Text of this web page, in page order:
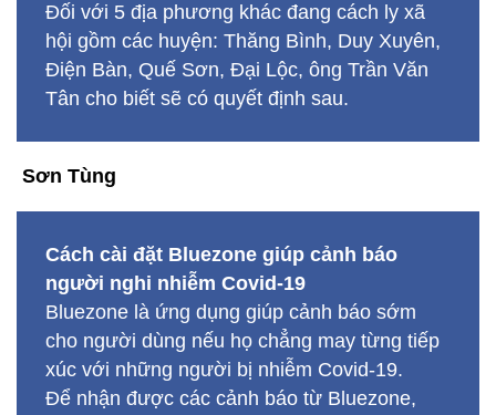
Đối với 5 địa phương khác đang cách ly xã
hội gồm các huyện: Thăng Bình, Duy Xuyên,
Điện Bàn, Quế Sơn, Đại Lộc, ông Trần Văn
Tân cho biết sẽ có quyết định sau.
Sơn Tùng
Cách cài đặt Bluezone giúp cảnh báo
người nghi nhiễm Covid-19
Bluezone là ứng dụng giúp cảnh báo sớm
cho người dùng nếu họ chẳng may từng tiếp
xúc với những người bị nhiễm Covid-19.
Để nhận được các cảnh báo từ Bluezone,